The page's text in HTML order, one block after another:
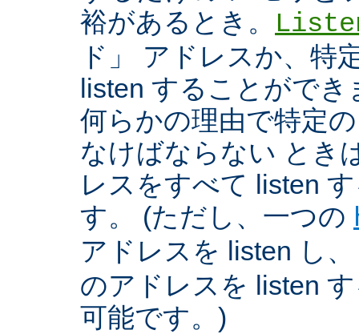
裕があるとき。
ド」 アドレスか、特
listen することがで
何らかの理由で特定
なけばならない とき
レスをすべて listen
す。 (ただし、一つの
アドレスを listen し
のアドレスを listen
可能です。)